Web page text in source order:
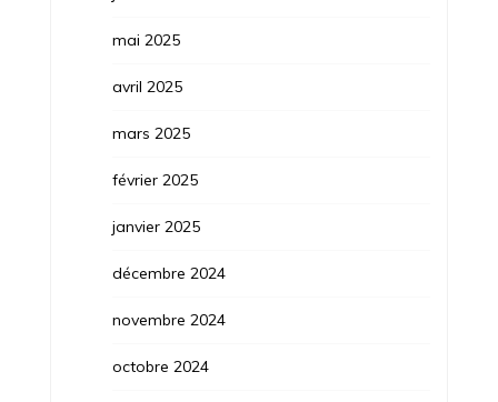
mai 2025
avril 2025
mars 2025
février 2025
janvier 2025
décembre 2024
novembre 2024
octobre 2024